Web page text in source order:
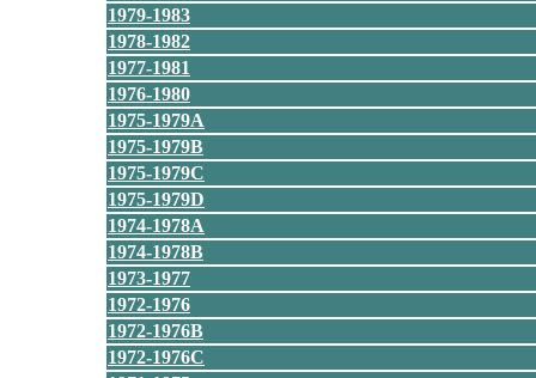
1979-1983
1978-1982
1977-1981
1976-1980
1975-1979A
1975-1979B
1975-1979C
1975-1979D
1974-1978A
1974-1978B
1973-1977
1972-1976
1972-1976B
1972-1976C